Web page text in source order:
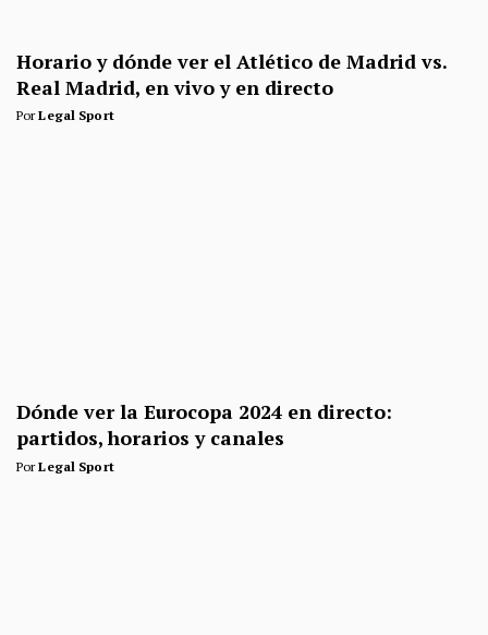
Horario y dónde ver el Atlético de Madrid vs.
Real Madrid, en vivo y en directo
PorLegal Sport
Dónde ver la Eurocopa 2024 en directo:
partidos, horarios y canales
PorLegal Sport